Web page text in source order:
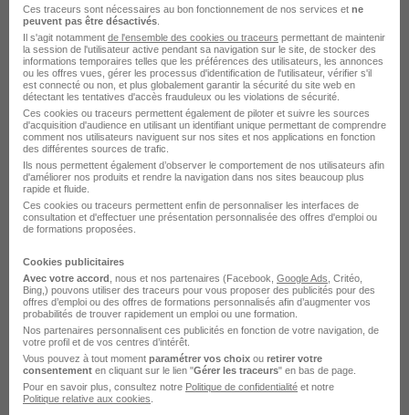
Maçon VRD - Ouvrier Routier Debutant
H/F
Midi Pyrenees
Toulouse - 31 Alternance Temps partiel
Cette offre n’est plus disponible depuis le 03/07/26
Maçon VRD - Ouvrier Routier Debutant
H/F
Midi Pyrenees
Toulouse - 31 Alternance Temps partiel
Ces traceurs sont nécessaires au bon fonctionnement de nos services et ne
peuvent pas être désactivés
Il s'agit notamment de l'ensemble des cookies ou traceurs permettant de maintenir
la session de l'utilisateur active pendant sa navigation sur le site, de stocker des
informations temporaires telles que les préférences des utilisateurs, les annonces
ou les offres vues, gérer les processus d'identification de l'utilisateur, vérifier s'il
est connecté ou non, et plus globalement garantir la sécurité du site web en
détectant les tentatives d'accès frauduleux ou les violations de sécurité.
Ces cookies ou traceurs permettent également de piloter et suivre les sources
d'acquisition d'audience en utilisant un identifiant unique permettant de comprendre
comment nos utilisateurs naviguent sur nos sites et nos applications en fonction
des différentes sources de trafic.
Ils nous permettent également d’observer le comportement de nos utilisateurs afin
d'améliorer nos produits et rendre la navigation dans nos sites beaucoup plus
rapide et fluide.
Ces cookies ou traceurs permettent enfin de personnaliser les interfaces de
consultation et d'effectuer une présentation personnalisée des offres d'emploi ou
de formations proposées.
Cookies publicitaires
Avec votre accord , nous et nos partenaires (Facebook, Google Ads , Critéo,
Bing,) pouvons utiliser des traceurs pour vous proposer des publicités pour des
offres d’emploi ou des offres de formations personnalisés afin d’augmenter vos
probabilités de trouver rapidement un emploi ou une formation.
Nos partenaires personnalisent ces publicités en fonction de votre navigation, de
votre profil et de vos centres d’intérêt.
Vous pouvez à tout moment paramétrer vos choix ou retirer votre
consentement en cliquant sur le lien "Gérer les traceurs" en bas de page.
Pour en savoir plus, consultez notre Politique de confidentialité et notre
Politique relative aux cookies